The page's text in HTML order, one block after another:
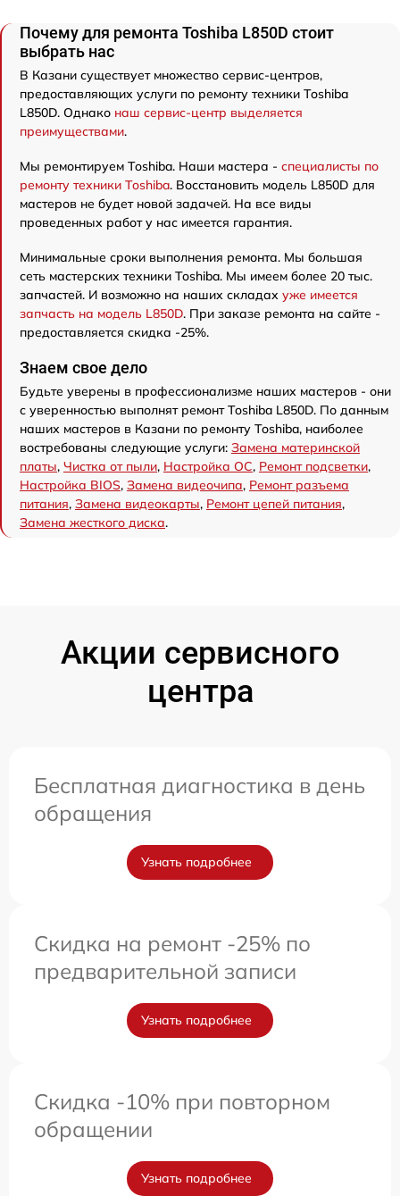
Почему для ремонта Toshiba L850D стоит
выбрать нас
В Казани существует множество сервис-центров,
предоставляющих услуги по ремонту техники Toshiba
L850D. Однако наш сервис-центр выделяется
преимуществами.
Мы ремонтируем Toshiba. Наши мастера - специалисты по
ремонту техники Toshiba. Восстановить модель L850D для
мастеров не будет новой задачей. На все виды
проведенных работ у нас имеется гарантия.
Минимальные сроки выполнения ремонта. Мы большая
сеть мастерских техники Toshiba. Мы имеем более 20 тыс.
запчастей. И возможно на наших складах уже имеется
запчасть на модель L850D. При заказе ремонта на сайте -
предоставляется скидка -25%.
Знаем свое дело
Будьте уверены в профессионализме наших мастеров - они
с уверенностью выполнят ремонт Toshiba L850D. По данным
наших мастеров в Казани по ремонту Toshiba, наиболее
востребованы следующие услуги: Замена материнской
платы, Чистка от пыли, Настройка ОС, Ремонт подсветки,
Настройка BIOS, Замена видеочипа, Ремонт разъема
питания, Замена видеокарты, Ремонт цепей питания,
Замена жесткого диска.
Акции сервисного
центра
Бесплатная диагностика в день
обращения
Узнать подробнее
Скидка на ремонт -25% по
предварительной записи
Узнать подробнее
Скидка -10% при повторном
обращении
Узнать подробнее